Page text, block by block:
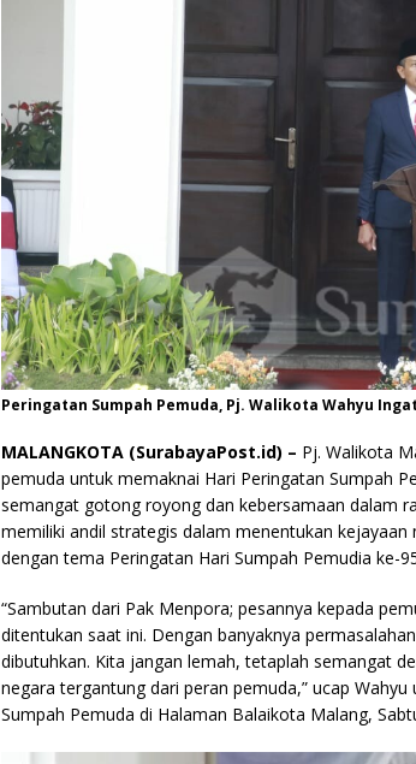
Peringatan Sumpah Pemuda, Pj. Walikota Wahyu
MALANGKOTA (SurabayaPost.id) – Pj. Walikota
pemuda untuk memaknai Hari Peringatan Sumpah
semangat gotong royong dan kebersamaan dalam
memiliki andil strategis dalam menentukan
dengan tema Peringatan Hari Sumpah Pemudia ke-
“Sambutan dari Pak Menpora; pesannya kepada
ditentukan saat ini. Dengan banyaknya
dibutuhkan. Kita jangan lemah, tetaplah semangat
negara tergantung dari peran pemuda,” ucap
Sumpah Pemuda di Halaman Balaikota Malang,